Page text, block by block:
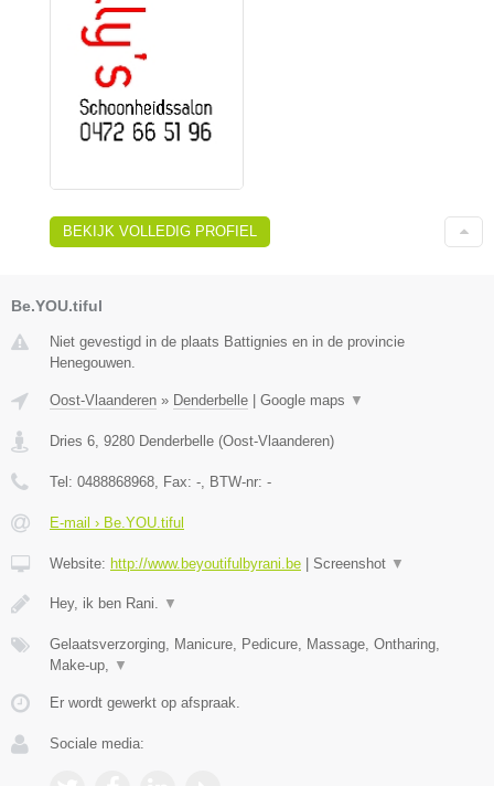
BEKIJK VOLLEDIG PROFIEL
Be.YOU.tiful
Niet gevestigd in de plaats Battignies en in de provincie
Henegouwen.
Oost-Vlaanderen » Denderbelle Google maps ▼
Dries 6, 9280 Denderbelle (Oost-Vlaanderen)
Tel: 0488868968, Fax: -, BTW-nr: -
E-mail › Be.YOU.tiful
Website: http://www.beyoutifulbyrani.be Screenshot ▼
Hey, ik ben Rani. ▼
Gelaatsverzorging, Manicure, Pedicure, Massage, Ontharing,
Make-up, ▼
Er wordt gewerkt op afspraak.
Sociale media: